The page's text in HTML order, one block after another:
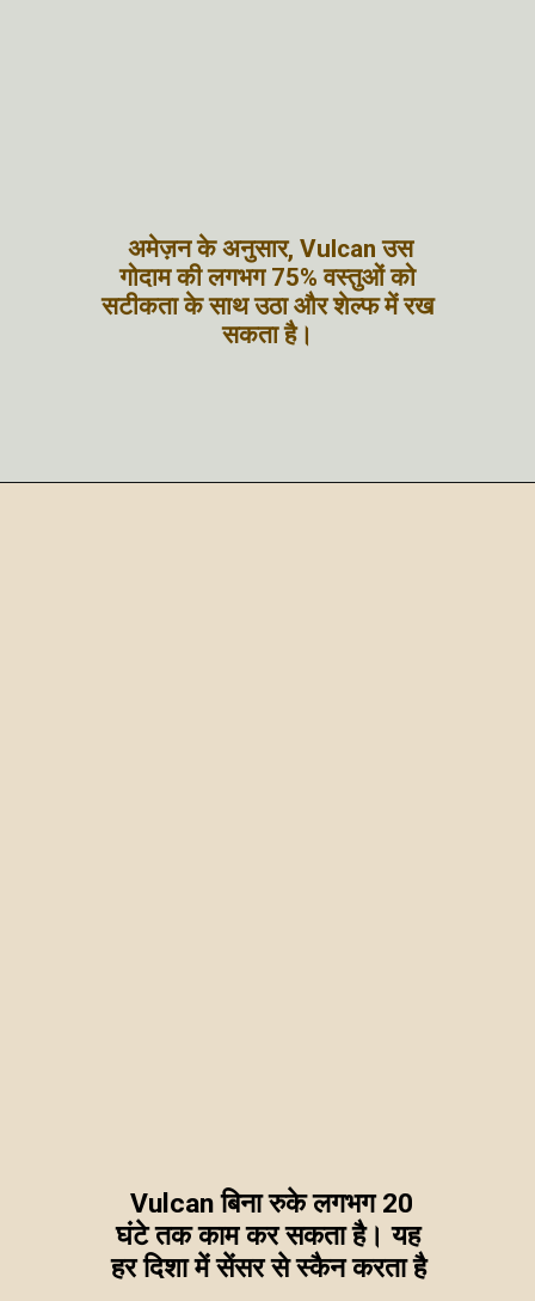
अमेज़न के अनुसार, Vulcan उस
गोदाम की लगभग 75% वस्तुओं को
सटीकता के साथ उठा और शेल्फ में रख
सकता है।
Vulcan बिना रुके लगभग 20
घंटे तक काम कर सकता है। यह
हर दिशा में सेंसर से स्कैन करता है